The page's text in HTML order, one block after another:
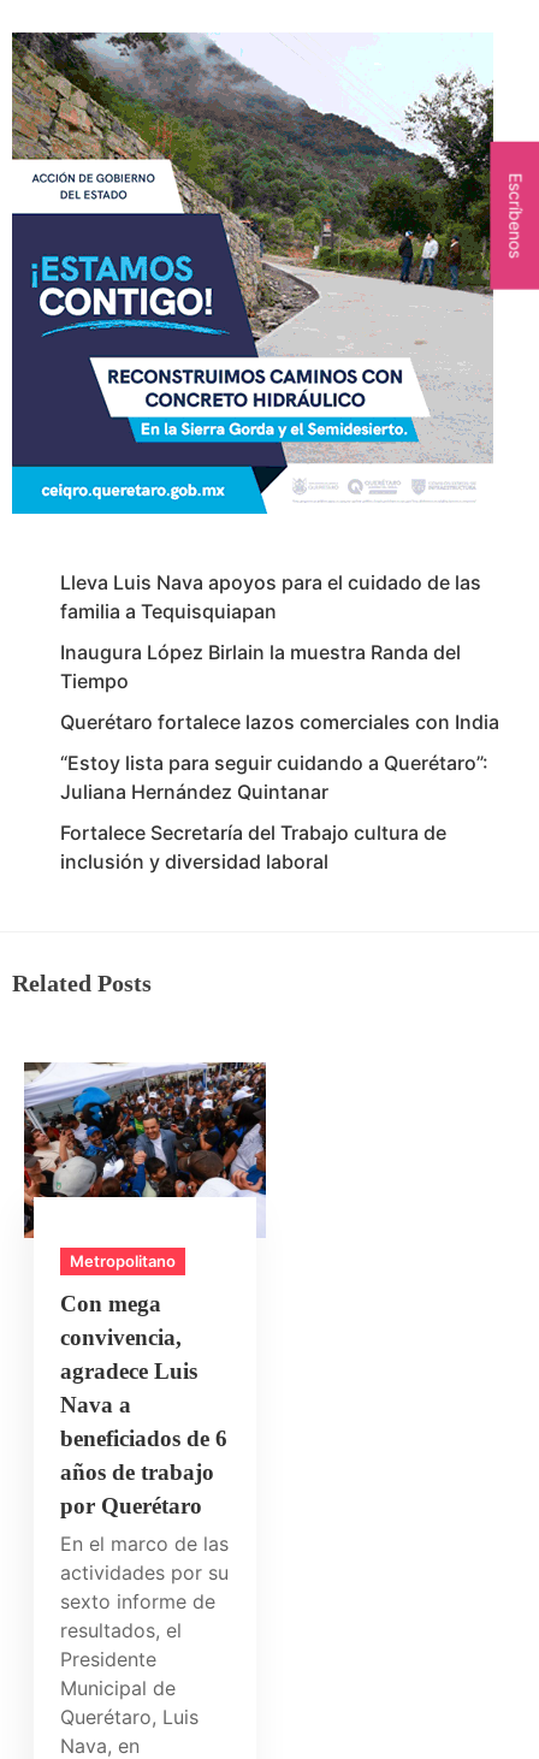
Lleva Luis Nava apoyos para el cuidado de las
familia a Tequisquiapan
Inaugura López Birlain la muestra Randa del
Tiempo
Querétaro fortalece lazos comerciales con India
“Estoy lista para seguir cuidando a Querétaro”:
Juliana Hernández Quintanar
Fortalece Secretaría del Trabajo cultura de
inclusión y diversidad laboral
Related Posts
Metropolitano
Con mega
convivencia,
agradece Luis
Nava a
beneficiados de 6
años de trabajo
por Querétaro
En el marco de las
actividades por su
sexto informe de
resultados, el
Presidente
Municipal de
Querétaro, Luis
Nava, en
Escríbenos